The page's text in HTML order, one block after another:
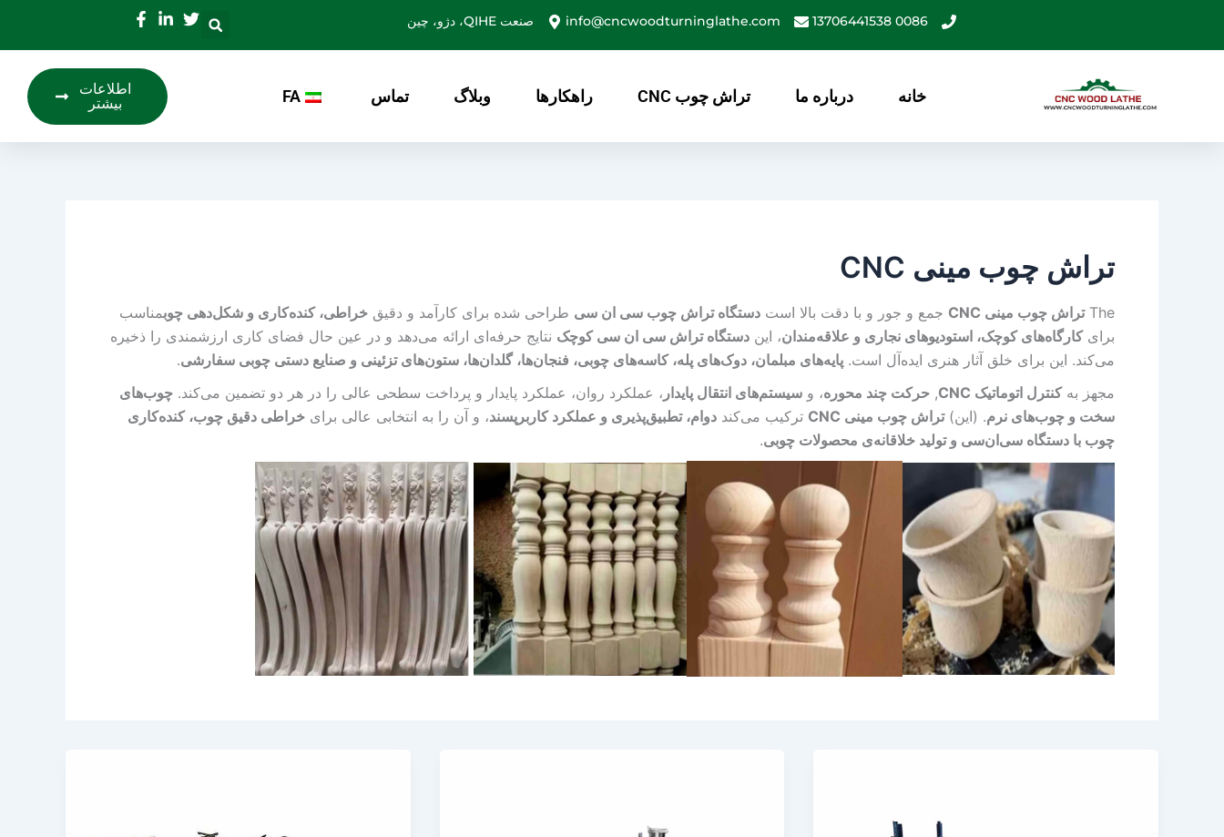
0086 13706441538
info@cncwoodturninglathe.com صنعت QIHE، دژو، چین
خانه درباره ما تراش چوب CNC راهکارها وبلاگ تماس FA
اطلاعات
بیشتر
تراش چوب مینی CNC
The تراش چوب مینی CNC جمع و جور و با دقت بالا است دستگاه تراش چوب سی ان سی طراحی شده برای کارآمد و دقیق خراطی، کنده‌کاری و شکل‌دهی چوبمناسب
برایکارگاه‌های کوچک، استودیوهای نجاری و علاقه‌مندان، این دستگاه تراش سی ان سی کوچک نتایج حرفه‌ای ارائه می‌دهد و در عین حال فضای کاری ارزشمندی را ذخیره
می‌کند. این برای خلق آثار هنری ایده‌آل است. پایه‌های مبلمان، دوک‌های پله، کاسه‌های چوبی، فنجان‌ها، گلدان‌ها، ستون‌های تزئینی و صنایع دستی چوبی سفارشی.
مجهز بهکنترل اتوماتیک CNC , حرکت چند محوره، و سیستم‌های انتقال پایدار ، عملکرد روان، عملکرد پایدار و پرداخت سطحی عالی را در هر دو تضمین می‌کند. چوب‌های
سخت و چوب‌های نرم. (این)تراش چوب مینی CNC ترکیب می‌کند دوام، تطبیق‌پذیری و عملکرد کاربرپسند، و آن را به انتخابی عالی برای خراطی دقیق چوب، کنده‌کاری
چوب با دستگاه سی‌ان‌سی و تولید خلاقانه‌ی محصولات چوبی.